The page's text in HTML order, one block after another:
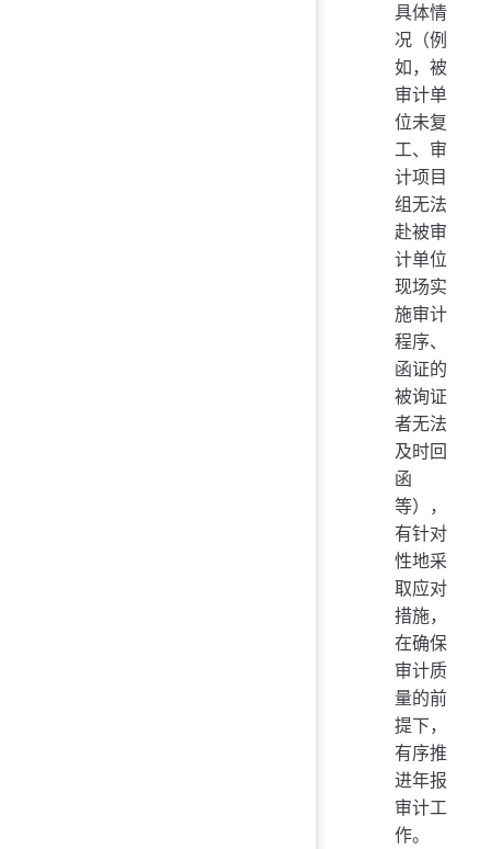
具体情
况（例
如，被
审计单
位未复
工、审
计项目
组无法
赴被审
计单位
现场实
施审计
程序、
函证的
被询证
者无法
及时回
函
等），
有针对
性地采
取应对
措施，
在确保
审计质
量的前
提下，
有序推
进年报
审计工
作。